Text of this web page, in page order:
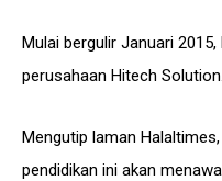
Mulai bergulir Januari
perusahaan Hitech Solution.
Mengutip laman
pendidikan ini akan